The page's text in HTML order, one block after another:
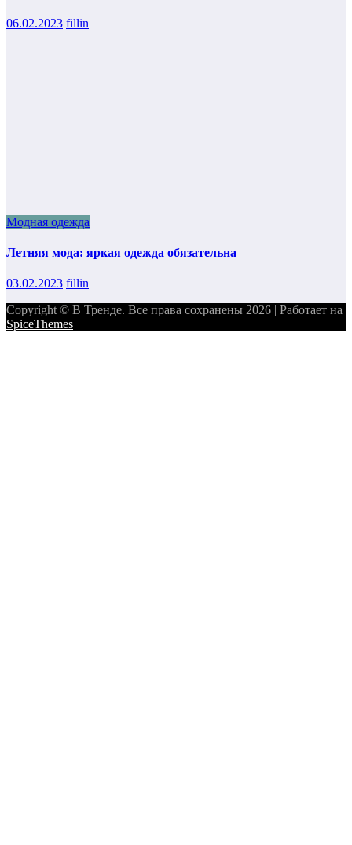
06.02.2023 fillin
Модная одежда
Летняя мода: яркая одежда обязательна
03.02.2023 fillin
Copyright © В Тренде. Все права сохранены 2026 | Работает на
SpiceThemes